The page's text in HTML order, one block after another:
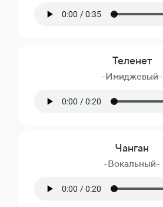
Теленет
-Имиджевый-
Чанган
-Вокальный-